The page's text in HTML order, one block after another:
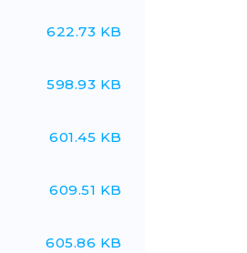
622.73 KB
598.93 KB
601.45 KB
609.51 KB
605.86 KB